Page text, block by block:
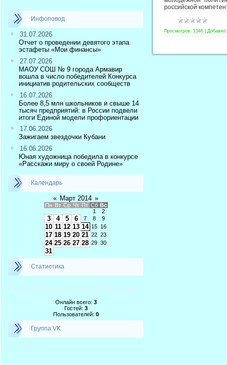
Инфоповод
31.07.2026
Отчет о проведении девятого этапа
эстафеты «Мои финансы»
27.07.2026
МАОУ СОШ № 9 города Армавир
вошла в число победителей Конкурса
инициатив родительских сообществ
16.07.2026
Более 8,5 млн школьников и свыше 14
тысяч предприятий: в России подвели
итоги Единой модели профориентации
17.06.2026
Зажигаем звездочки Кубани
16.06.2026
Юная художница победила в конкурсе
«Расскажи миру о своей Родине»
Календарь
« Март 2014 »
Пн Вт Ср Чт Пт Сб Вс
1
2
3 4 5 6 7 8 9
10 11 12 13 14 15 16
17 18 19 20 21 22 23
24 25 26 27 28 29 30
31
Статистика
Онлайн всего: 3
Гостей: 3
Пользователей: 0
Группа VK
российской
Просмотров: 1346 Добавил: